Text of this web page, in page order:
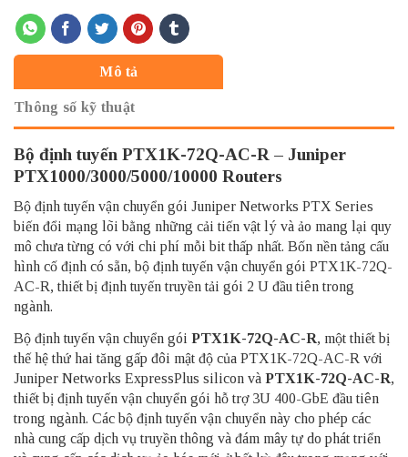
Mô tả
Thông số kỹ thuật
Bộ định tuyến PTX1K-72Q-AC-R – Juniper
PTX1000/3000/5000/10000 Routers
Bộ định tuyến vận chuyển gói Juniper Networks PTX Series
biến đổi mạng lõi bằng những cải tiến vật lý và ảo mang lại quy
mô chưa từng có với chi phí mỗi bit thấp nhất. Bốn nền tảng cấu
hình cố định có sẵn, bộ định tuyến vận chuyển gói PTX1K-72Q-
AC-R, thiết bị định tuyến truyền tải gói 2 U đầu tiên trong
ngành.
Bộ định tuyến vận chuyển gói PTX1K-72Q-AC-R, một thiết bị
thế hệ thứ hai tăng gấp đôi mật độ của PTX1K-72Q-AC-R với
Juniper Networks ExpressPlus silicon và PTX1K-72Q-AC-R,
thiết bị định tuyến vận chuyển gói hỗ trợ 3U 400-GbE đầu tiên
trong ngành. Các bộ định tuyến vận chuyển này cho phép các
nhà cung cấp dịch vụ truyền thông và đám mây tự do phát triển